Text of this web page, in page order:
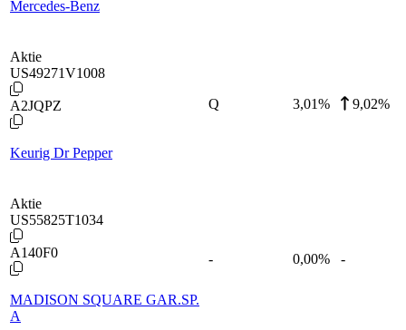
Mercedes-Benz
Aktie
US49271V1008
A2JQPZ
Keurig Dr Pepper
Q 3,01% 9,02%
Aktie
US55825T1034
A140F0
MADISON SQUARE GAR.SP.
A
- 0,00% -